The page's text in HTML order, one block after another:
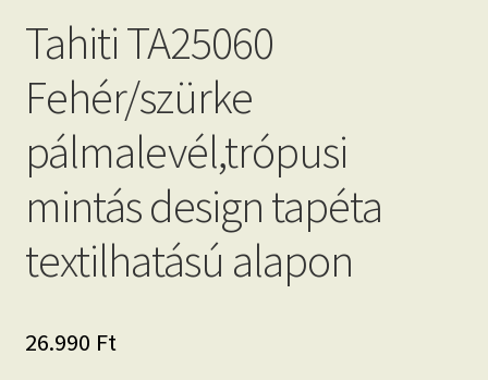
Tahiti TA25060
Fehér/szürke
pálmalevél,trópusi
mintás design tapéta
textilhatású alapon
26.990 Ft